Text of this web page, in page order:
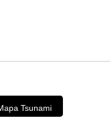
Tsunami